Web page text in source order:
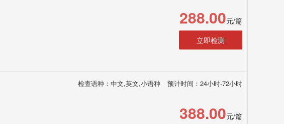
288.00元/篇
立即检测
检查语种：中文,英文,小语种 预计时间：24小时-72小时
388.00元/篇